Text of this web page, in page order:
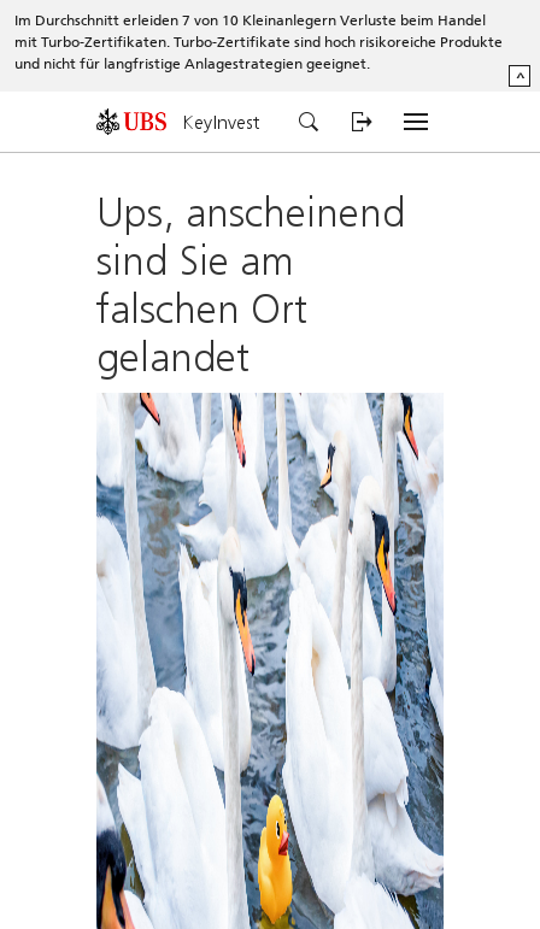
Im Durchschnitt erleiden 7 von 10 Kleinanlegern Verluste beim Handel
mit Turbo-Zertifikaten. Turbo-Zertifikate sind hoch risikoreiche Produkte
und nicht für langfristige Anlagestrategien geeignet.
^
KeyInvest
Ups, anscheinend
sind Sie am
falschen Ort
gelandet